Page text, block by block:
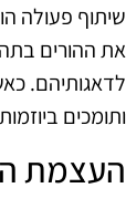
שיתוף פעולה
את ההורים
לדאגותיהם.
ותומכים
העצמת